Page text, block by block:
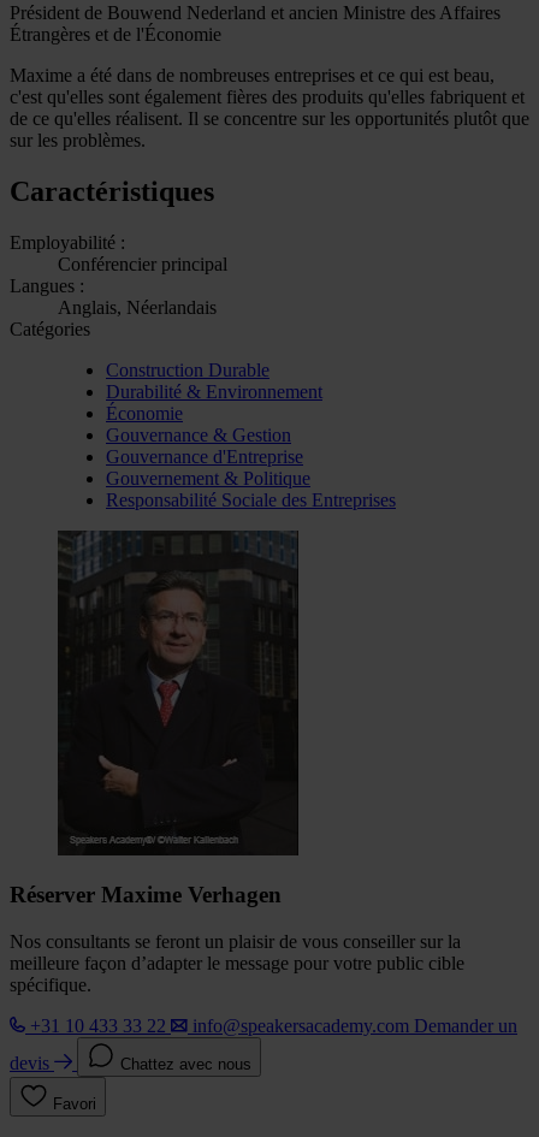
Président de Bouwend Nederland et ancien Ministre des Affaires
Étrangères et de l'Économie
Maxime a été dans de nombreuses entreprises et ce qui est beau,
c'est qu'elles sont également fières des produits qu'elles fabriquent et
de ce qu'elles réalisent. Il se concentre sur les opportunités plutôt que
sur les problèmes.
Caractéristiques
Employabilité :
Conférencier principal
Langues :
Anglais, Néerlandais
Catégories
Construction Durable
Durabilité & Environnement
Économie
Gouvernance & Gestion
Gouvernance d'Entreprise
Gouvernement & Politique
Responsabilité Sociale des Entreprises
Réserver Maxime Verhagen
Nos consultants se feront un plaisir de vous conseiller sur la
meilleure façon d’adapter le message pour votre public cible
spécifique.
+31 10 433 33 22
info@speakersacademy.com Demander un
devis
Chattez avec nous
Favori